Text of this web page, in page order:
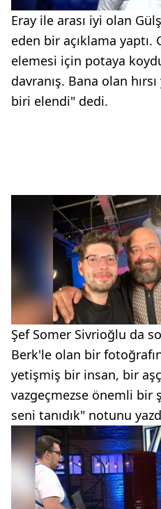
Eray ile arası iyi olan
eden bir açıklama yaptı.
elemesi için potaya
davranış. Bana olan
biri elendi" dedi.
Şef Somer Sivrioğlu da
Berk'le olan bir
yetişmiş bir insan, bir
vazgeçmezse önemli bir
seni tanıdık" notunu